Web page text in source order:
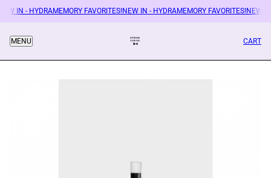
IN - HYDRAMEMORY FAVORITES!NEW IN - HYDRAMEMORY FAVORITES!NEW IN
MENU CART